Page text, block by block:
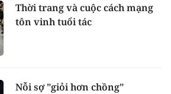
Thời trang và cuộc cách mạng
tôn vinh tuổi tác
Nỗi sợ "giỏi hơn chồng"